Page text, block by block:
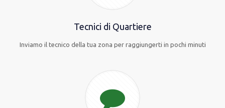
Tecnici di Quartiere
Inviamo il tecnico della tua zona per raggiungerti in pochi minuti